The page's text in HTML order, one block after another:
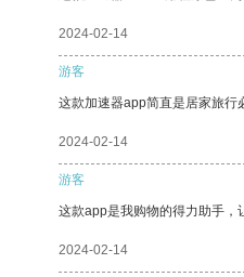
2024-02-14
游客
这款加速器app简直是居家旅行
2024-02-14
游客
这款app是我购物的得力助手，
2024-02-14